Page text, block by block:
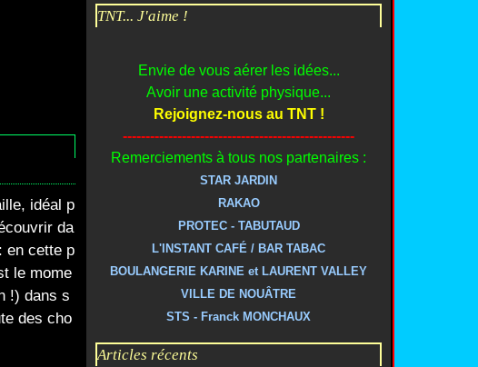
idéal p
da
en cette p
le mome
!) dans s
des cho
TNT... J'aime !
Envie de vous aérer les idées...
Avoir une activité physique...
Rejoignez-nous au TNT !
---------------------------------------------------
Remerciements à tous nos partenaires :
STAR JARDIN
RAKAO
PROTEC - TABUTAUD
L'INSTANT CAFÉ / BAR TABAC
BOULANGERIE KARINE et LAURENT VALLEY
VILLE DE NOUÂTRE
STS - Franck MONCHAUX
Articles récents